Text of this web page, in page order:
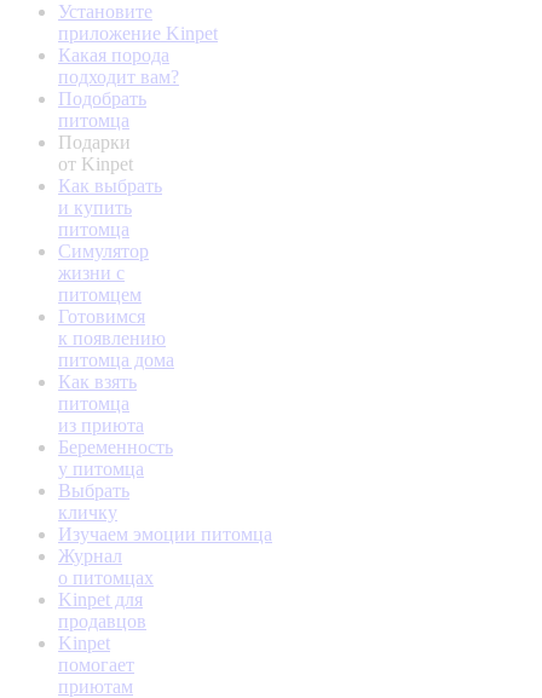
Установите
приложение Kinpet
Какая порода
подходит вам?
Подобрать
питомца
Подарки
от Kinpet
Как выбрать
и купить
питомца
Симулятор
жизни с
питомцем
Готовимся
к появлению
питомца дома
Как взять
питомца
из приюта
Беременность
у питомца
Выбрать
кличку
Изучаем эмоции питомца
Журнал
о питомцах
Kinpet для
продавцов
Kinpet
помогает
приютам